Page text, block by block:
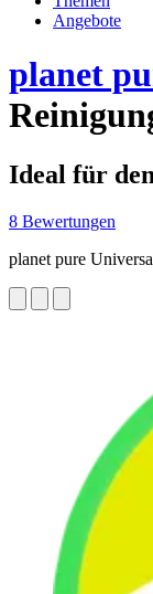
Angebote
planet
Ideal für
8 Bewertungen
planet pure